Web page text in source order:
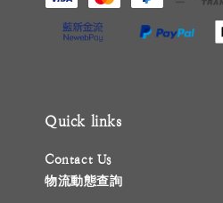
Quick links
Contact Us
物流動態查詢